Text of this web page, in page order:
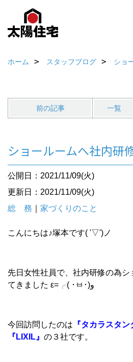
ホーム スタッフブログ ショ
前の記事 一覧
ショールームへ社内研修
公開日：2021/11/09(火)
更新日：2021/11/09(火)
総 務
家づくりのこと
こんにちは♪塚本です( '▽')ノ
先日女性社員で、社内研修の為
てきました ε=╭( ･ㅂ･)و
今回訪問したのは 『タカラスタン
『LIXIL』 の３社です。